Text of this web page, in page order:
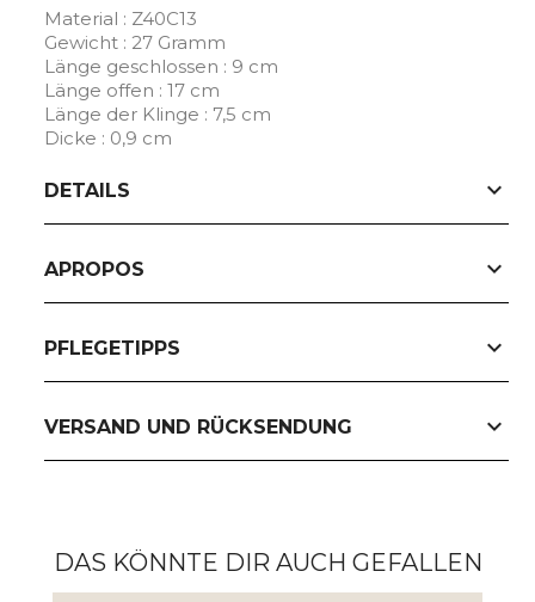
Material : Z40C13
Gewicht : 27 Gramm
Länge geschlossen : 9 cm
Länge offen : 17 cm
Länge der Klinge : 7,5 cm
Dicke : 0,9 cm
DETAILS expand_more
APROPOS expand_more
PFLEGETIPPS expand_more
VERSAND UND RÜCKSENDUNG expand_more
DAS KÖNNTE DIR AUCH GEFALLEN